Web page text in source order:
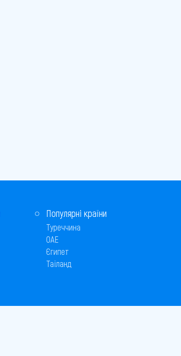
Популярні країни
Туреччина
ОАЕ
Єгипет
Таїланд